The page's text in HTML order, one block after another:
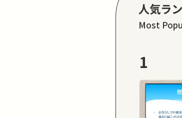
人気ラ
Most
1